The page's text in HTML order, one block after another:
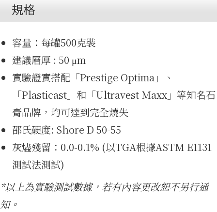
影片集
免費資
規格
容量：每罐500克裝
建議層厚 : 50 μm
實驗證實搭配「Prestige Optima」、
「Plasticast」和「Ultravest Maxx」等知名石
膏品牌，均可達到完全燒失
邵氏硬度: Shore D 50-55
灰燼殘留：0.0-0.1% (以TGA根據ASTM E1131
測試法測試)
*以上為實驗測試數據，若有內容更改恕不另行通
知。